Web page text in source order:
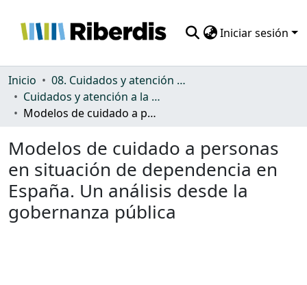
Iniciar sesión
Comunidades
Todo DSpace
Inicio
08. Cuidados y atención a la dependencia
Cuidados y atención a la dependencia
Modelos de cuidado a personas en situación de dependencia en España. Un análisis desde la gobernanza pública
Modelos de cuidado a personas
en situación de dependencia en
España. Un análisis desde la
gobernanza pública